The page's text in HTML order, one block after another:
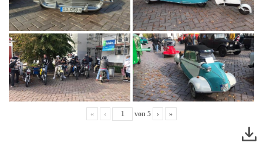
« ‹ von 5 › »